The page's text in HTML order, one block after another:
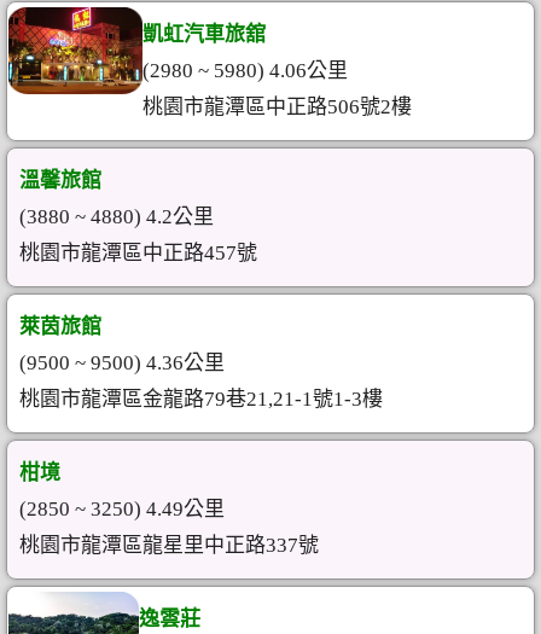
凱虹汽車旅舘
(2980 ~ 5980) 4.06公里
桃園市龍潭區中正路506號2樓
溫馨旅館
(3880 ~ 4880) 4.2公里
桃園市龍潭區中正路457號
萊茵旅館
(9500 ~ 9500) 4.36公里
桃園市龍潭區金龍路79巷21,21-1號1-3樓
柑境
(2850 ~ 3250) 4.49公里
桃園市龍潭區龍星里中正路337號
逸雲莊